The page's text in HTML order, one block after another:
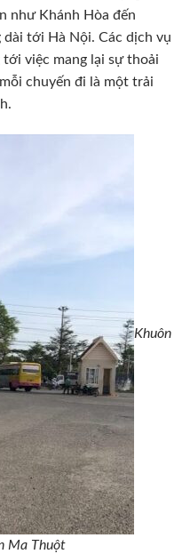
như Khánh Hòa đến
tới Hà Nội. Các dịch vụ
việc mang lại sự thoải
chuyến đi là một trải
Khuôn
Ma Thuột